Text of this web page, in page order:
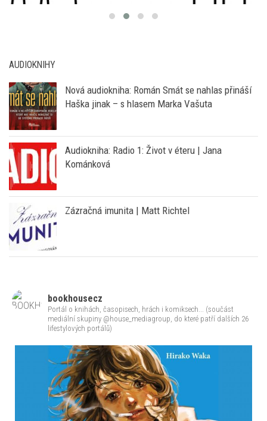
AUDIOKNIHY
Nová audiokniha: Román Smát se nahlas přináší
Haška jinak – s hlasem Marka Vašuta
Audiokniha: Radio 1: Život v éteru | Jana
Kománková
Zázračná imunita | Matt Richtel
bookhousecz
Portál o knihách, časopisech, hrách i komiksech... (součást
mediální skupiny @house_mediagroup, do které patří dalších 26
lifestylových portálů)